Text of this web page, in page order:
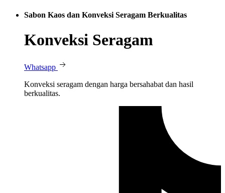
Sabon Kaos dan Konveksi Seragam Berkualitas
Konveksi Seragam
Whatsapp
Konveksi seragam dengan harga bersahabat dan hasil
berkualitas.